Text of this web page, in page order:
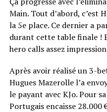
que très peu exprimé sa
par donner une interview
La réaction du vainqueur
bonhomme de chemin sur
français… En plus de ça,
longtemps de sa photo
Main. Tout d’abord, c’est
la 5e place. Ce dernier a
durant cette table finale !
hero calls assez
Après avoir réalisé un 3-
Hugues Mazerolle l’a
le payant avec KJo. Pour
Portugais encaisse 28.000